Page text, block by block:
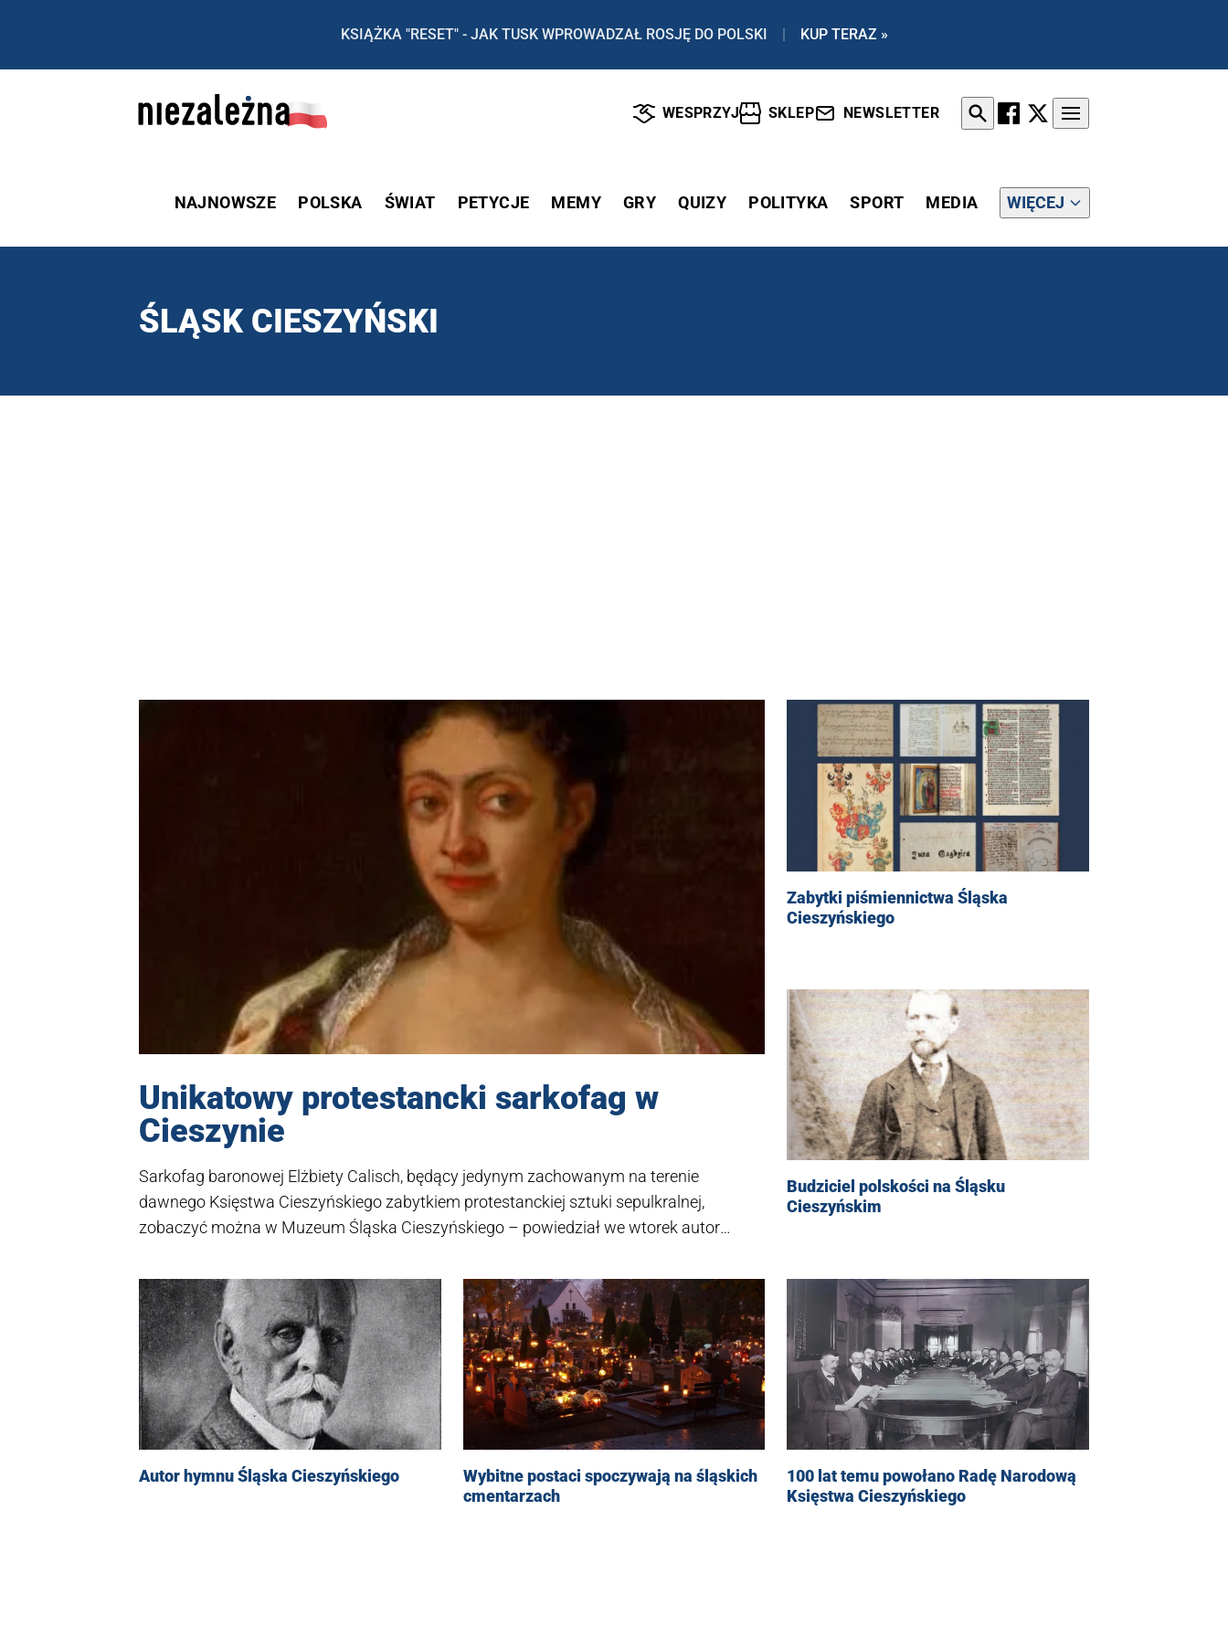
KSIĄŻKA "RESET" - JAK TUSK WPROWADZAŁ ROSJĘ DO POLSKI | KUP TERAZ »
WESPRZYJ SKLEP NEWSLETTER
NAJNOWSZE POLSKA ŚWIAT PETYCJE MEMY GRY QUIZY POLITYKA SPORT MEDIA WIĘCEJ
ŚLĄSK CIESZYŃSKI
Unikatowy protestancki sarkofag w
Cieszynie
Sarkofag baronowej Elżbiety Calisch, będący jedynym zachowanym na terenie
dawnego Księstwa Cieszyńskiego zabytkiem protestanckiej sztuki sepulkralnej,
zobaczyć można w Muzeum Śląska Cieszyńskiego – powiedział we wtorek autor
osiadła w Księstwie Cieszyńskim w 1737 r., kiedy wraz z mężem Chrystianem
Calischem kupili Drogomyśl. Rodzina Calisch tak na Górnych Węgrzech, jak i w
Księstwie Cieszyńskim, znana była z zaangażowania w życie religijne. W Drogomyślu
syn baronowej, Fryderyk Calisch postawił w 1788 r. na mocy Patentu Tolerancyjnego
luterański dom modlitwy, który - jako jedyny obok cieszyńskiego – posiadał wieżę z
dzwonami.
Zabytki piśmiennictwa Śląska
Cieszyńskiego
Budziciel polskości na Śląsku
Cieszyńskim
Autor hymnu Śląska Cieszyńskiego
Wybitne postaci spoczywają na śląskich
cmentarzach
100 lat temu powołano Radę Narodową
Księstwa Cieszyńskiego